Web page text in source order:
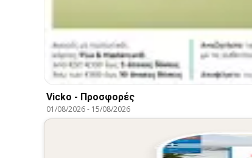
Vicko - Προσφορές
01/08/2026- 15/08/2026